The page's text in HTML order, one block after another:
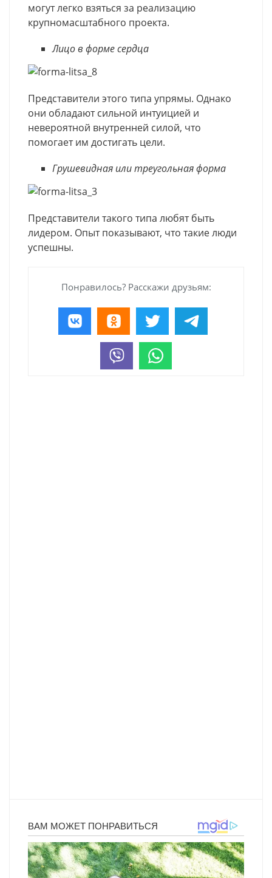
могут легко взяться за реализацию
крупномасштабного проекта.
Лицо в форме сердца
Представители этого типа упрямы. Однако
они обладают сильной интуицией и
невероятной внутренней силой, что
помогает им достигать цели.
Грушевидная или треугольная форма
Представители такого типа любят быть
лидером. Опыт показывают, что такие люди
успешны.
Понравилось? Расскажи друзьям: